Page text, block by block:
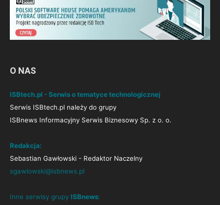
O NAS
ISBtech.pl - Serwis o tematyce technologicznej
Serwis ISBtech.pl należy do grupy
ISBnews Informacyjny Serwis Biznesowy Sp. z o. o.
Redakcja:
Sebastian Gawłowski - Redaktor Naczelny
sgawlowski@isbnews.pl
Inne serwisy grupy ISBnews: